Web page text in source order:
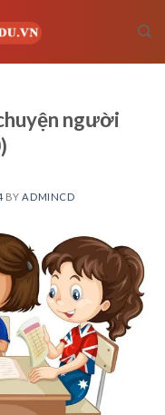
người
BY ADMINCD